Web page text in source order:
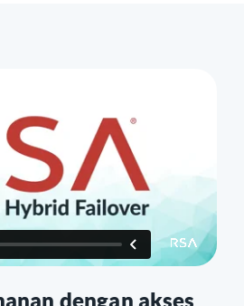
dengan akses